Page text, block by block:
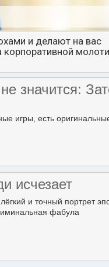
и делают на вас
значится:
игры, есть
исчезает
и точный портрет
фабула